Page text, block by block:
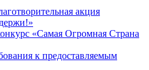
акция
«Самая Огромная Страна
к предоставляемым